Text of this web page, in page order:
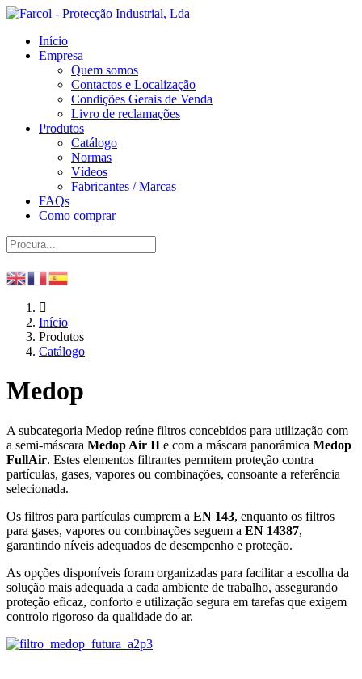
Início
Empresa
Quem somos
Contactos e Localização
Condições Gerais de Venda
Livro de reclamações
Produtos
Catálogo
Normas
Vídeos
Fabricantes / Marcas
FAQs
Como comprar
Início
Produtos
Catálogo
Medop
A subcategoria Medop reúne filtros concebidos para utilização com
a semi‑máscara Medop Air II e com a máscara panorâmica Medop
FullAir. Estes elementos filtrantes permitem proteção contra
partículas, gases, vapores ou combinações, consoante a referência
selecionada.
Os filtros para partículas cumprem a EN 143, enquanto os filtros
para gases, vapores ou combinações seguem a EN 14387,
garantindo níveis adequados de desempenho e proteção.
As opções disponíveis foram organizadas para facilitar a escolha da
solução mais adequada a cada ambiente de trabalho, assegurando
proteção eficaz, conforto e utilização segura em tarefas que exigem
controlo rigoroso da qualidade do ar.